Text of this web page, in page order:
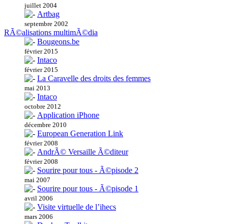
juillet 2004
Artbag
septembre 2002
RÃ©alisations multimÃ©dia
Bougeons.be
février 2015
Intaco
février 2015
La Caravelle des droits des femmes
mai 2013
Intaco
octobre 2012
Application iPhone
décembre 2010
European Generation Link
février 2008
AndrÃ© Versaille Ã©diteur
février 2008
Sourire pour tous - Ã©pisode 2
mai 2007
Sourire pour tous - Ã©pisode 1
avril 2006
Visite virtuelle de l’ihecs
mars 2006